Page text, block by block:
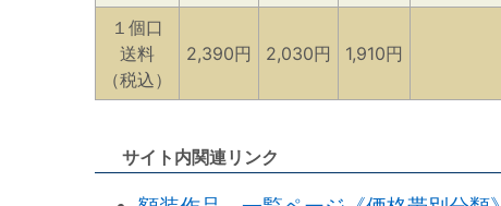
１個口
送料
（税込）
2,390円 2,030円 1,910円
サイト内関連リンク